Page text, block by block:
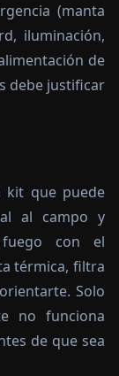
(manta
iluminación,
de
debe justificar
kit que puede
al campo y
fuego con el
térmica, filtra
Solo
no funciona
de que sea